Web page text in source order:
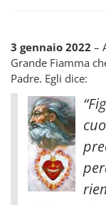
3 gennaio 2022 –
Grande Fiamma
Padre. Egli dice: